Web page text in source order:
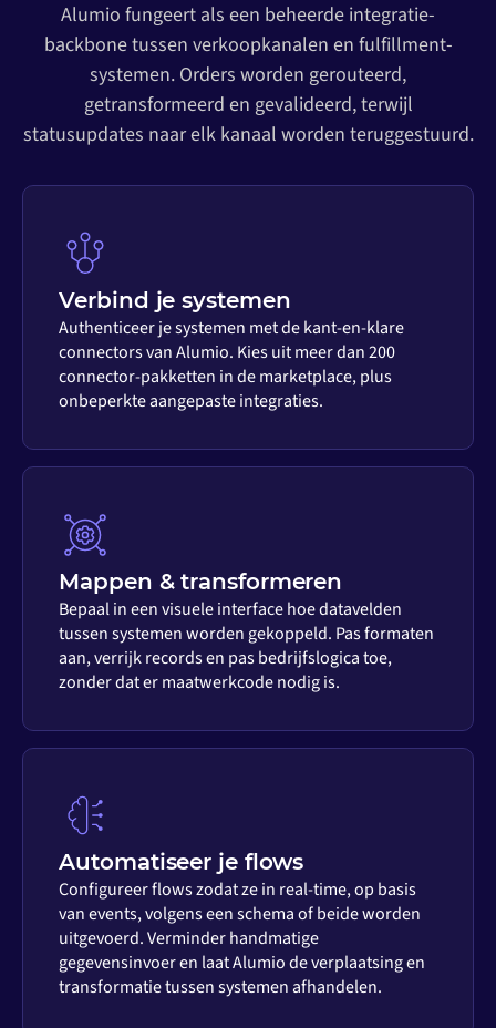
Alumio fungeert als een beheerde integratie-
backbone tussen verkoopkanalen en fulfillment-
systemen. Orders worden gerouteerd,
getransformeerd en gevalideerd, terwijl
statusupdates naar elk kanaal worden teruggestuurd.
Verbind je systemen
Authenticeer je systemen met de kant-en-klare
connectors van Alumio. Kies uit meer dan 200
connector-pakketten in de marketplace, plus
onbeperkte aangepaste integraties.
Mappen & transformeren
Bepaal in een visuele interface hoe datavelden
tussen systemen worden gekoppeld. Pas formaten
aan, verrijk records en pas bedrijfslogica toe,
zonder dat er maatwerkcode nodig is.
Automatiseer je flows
Configureer flows zodat ze in real-time, op basis
van events, volgens een schema of beide worden
uitgevoerd. Verminder handmatige
gegevensinvoer en laat Alumio de verplaatsing en
transformatie tussen systemen afhandelen.